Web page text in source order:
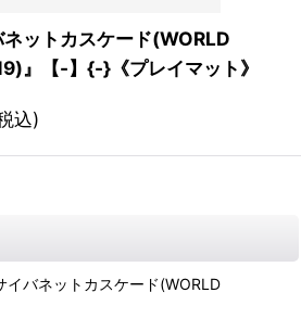
ットカスケード(WORLD
』【-】{-}《プレイマット》
込)
バネットカスケード(WORLD